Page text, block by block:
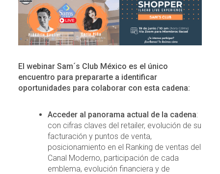
El webinar Sam´s Club México es el único
encuentro para prepararte a identificar
oportunidades para colaborar con esta cadena:
Acceder al panorama actual de la cadena:
con cifras claves del retailer, evolución de su
facturación y puntos de venta,
posicionamiento en el Ranking de ventas del
Canal Moderno, participación de cada
emblema, evolución financiera y de